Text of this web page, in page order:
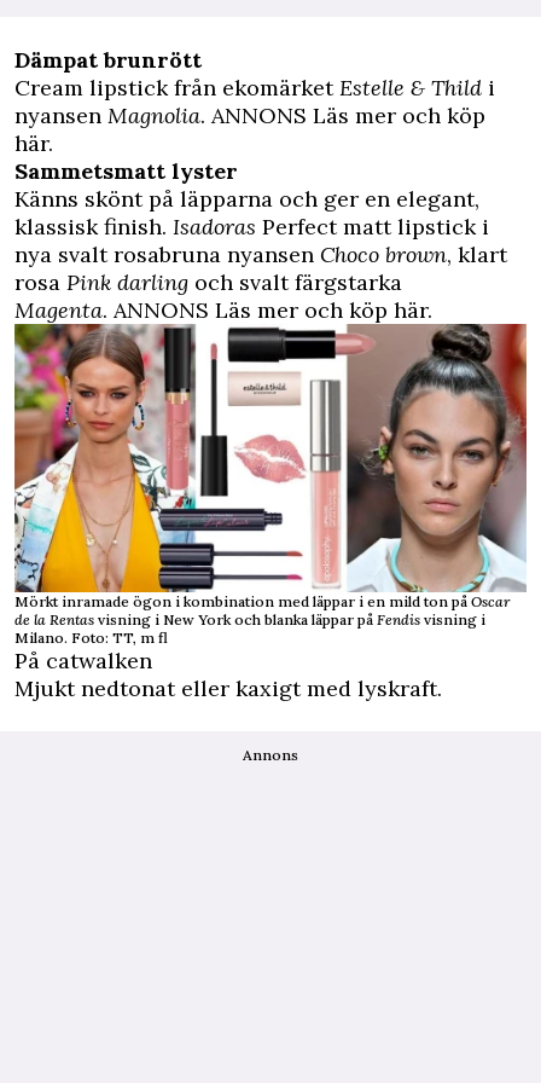
Dämpat brunrött
Cream lipstick från ekomärket Estelle & Thild i
nyansen Magnolia. ANNONS Läs mer och köp
här.
Sammetsmatt lyster
Känns skönt på läpparna och ger en elegant,
klassisk finish. Isadoras Perfect matt lipstick i
nya svalt rosabruna nyansen Choco brown, klart
rosa Pink darling och svalt färgstarka
Magenta. ANNONS Läs mer och köp här.
Mörkt inramade ögon i kombination med läppar i en mild ton på Oscar
de la Rentas visning i New York och blanka läppar på Fendis visning i
Milano. Foto: TT, m fl
På catwalken
Mjukt nedtonat eller kaxigt med lyskraft.
Annons